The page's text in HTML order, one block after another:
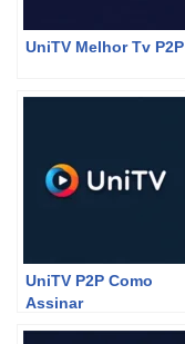
UniTV Melhor Tv P2P
UniTV P2P Como
Assinar